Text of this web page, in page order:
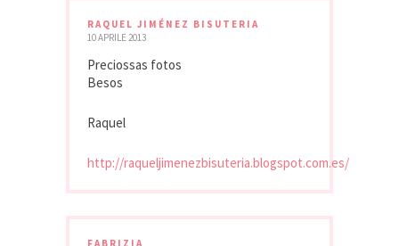
RAQUEL JIMÉNEZ BISUTERIA
10 APRILE 2013
Preciossas fotos
Besos
Raquel
http://raqueljimenezbisuteria.blogspot.com.es/